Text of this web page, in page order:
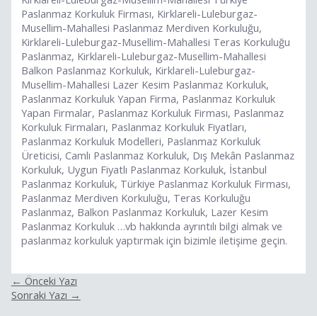
Paslanmaz Korkuluk Firması, Kirklareli-Luleburgaz-
Musellim-Mahallesi Paslanmaz Merdiven Korkuluğu,
Kirklareli-Luleburgaz-Musellim-Mahallesi Teras Korkuluğu
Paslanmaz, Kirklareli-Luleburgaz-Musellim-Mahallesi
Balkon Paslanmaz Korkuluk, Kirklareli-Luleburgaz-
Musellim-Mahallesi Lazer Kesim Paslanmaz Korkuluk,
Paslanmaz Korkuluk Yapan Firma, Paslanmaz Korkuluk
Yapan Firmalar, Paslanmaz Korkuluk Firması, Paslanmaz
Korkuluk Firmaları, Paslanmaz Korkuluk Fiyatları,
Paslanmaz Korkuluk Modelleri, Paslanmaz Korkuluk
Üreticisi, Camlı Paslanmaz Korkuluk, Dış Mekân Paslanmaz
Korkuluk, Uygun Fiyatlı Paslanmaz Korkuluk, İstanbul
Paslanmaz Korkuluk, Türkiye Paslanmaz Korkuluk Firması,
Paslanmaz Merdiven Korkuluğu, Teras Korkuluğu
Paslanmaz, Balkon Paslanmaz Korkuluk, Lazer Kesim
Paslanmaz Korkuluk …vb hakkında ayrıntılı bilgi almak ve
paslanmaz korkuluk yaptırmak için bizimle iletişime geçin.
← Önceki Yazı
Sonraki Yazı →